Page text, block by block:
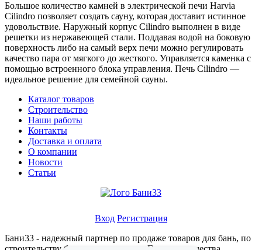
Большое количество камней в электрической печи Harvia
Cilindro позволяет создать сауну, которая доставит истинное
удовольствие. Наружный корпус Cilindro выполнен в виде
решетки из нержавеющей стали. Поддавая водой на боковую
поверхность либо на самый верх печи можно регулировать
качество пара от мягкого до жесткого. Управляется каменка с
помощью встроенного блока управления. Печь Cilindro —
идеальное решение для семейной сауны.
Каталог товаров
Строительство
Наши работы
Контакты
Доставка и оплата
О компании
Новости
Статьи
Вход Регистрация
Бани33 - надежный партнер по продаже товаров для бань, по